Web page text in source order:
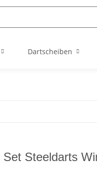
Dartscheiben
Set Steeldarts